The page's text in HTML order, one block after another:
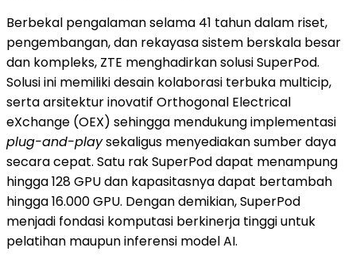
Berbekal pengalaman selama 41 tahun dalam riset,
pengembangan, dan rekayasa sistem berskala besar
dan kompleks, ZTE menghadirkan solusi SuperPod.
Solusi ini memiliki desain kolaborasi terbuka multicip,
serta arsitektur inovatif Orthogonal Electrical
eXchange (OEX) sehingga mendukung implementasi
plug-and-playsekaligus menyediakan sumber daya
secara cepat. Satu rak SuperPod dapat menampung
hingga 128 GPU dan kapasitasnya dapat bertambah
hingga 16.000 GPU. Dengan demikian, SuperPod
menjadi fondasi komputasi berkinerja tinggi untuk
pelatihan maupun inferensi model AI.